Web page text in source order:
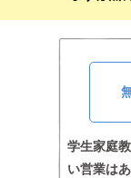
学生家庭
い営業は